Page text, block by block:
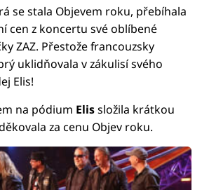
se stala Objevem roku, přebíhala
cen z koncertu své oblíbené
ZAZ. Přestože francouzsky
uklidňovala v zákulisí svého
Elis!
na pódium Elissložila krátkou
za cenu Objev roku.